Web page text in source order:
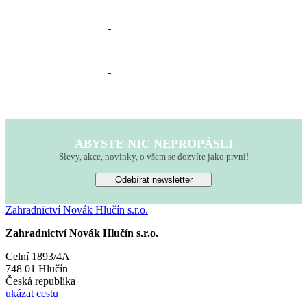
ABYSTE NIC NEPROPÁSLI
Slevy, akce, novinky, o všem se dozvíte jako první!
Odebírat newsletter
Zahradnictví Novák Hlučín s.r.o.
Zahradnictví Novák Hlučín s.r.o.
Celní 1893/4A
748 01 Hlučín
Česká republika
ukázat cestu